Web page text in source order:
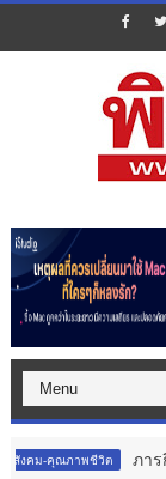
รกิจตำรวจจราจรโค